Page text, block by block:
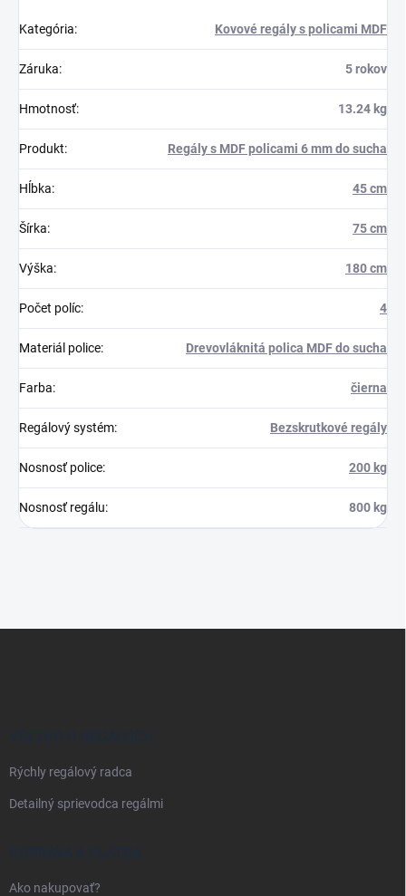
Kategória: Kovové regály s policami MDF
Záruka: 5 rokov
Hmotnosť: 13.24 kg
Produkt: Regály s MDF policami 6 mm do sucha
Hĺbka: 45 cm
Šírka: 75 cm
Výška: 180 cm
Počet políc: 4
Materiál police: Drevovláknitá polica MDF do sucha
Farba: čierna
Regálový systém: Bezskrutkové regály
Nosnosť police: 200 kg
Nosnosť regálu: 800 kg
VŠETKO O REGÁLOCH
Rýchly regálový radca
Detailný sprievodca regálmi
DOPRAVA A PLATBA
Ako nakupovať?